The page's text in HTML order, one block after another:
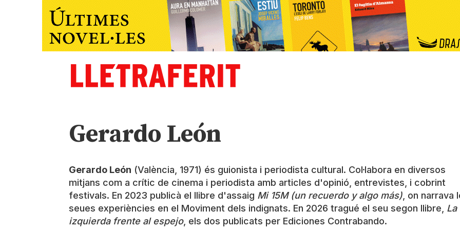
Gerardo León
Gerardo León (València, 1971) és guionista i periodista cultural. Col·labora en diversos
mitjans com a crític de cinema i periodista amb articles d'opinió, entrevistes, i cobrint
festivals. En 2023 publicà el llibre d'assaig Mi 15M (un recuerdo y algo más), on narrava
seues experiències en el Moviment dels indignats. En 2026 tragué el seu segon llibre, La
izquierda frente al espejo, els dos publicats per Ediciones Contrabando.